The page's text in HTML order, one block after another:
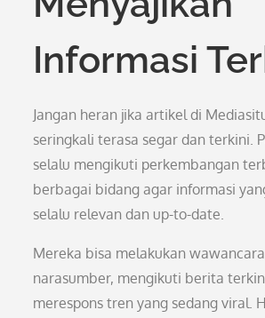
Informasi
Jangan heran jika artikel di
seringkali terasa segar dan terkini.
selalu mengikuti perkembangan
berbagai bidang agar informasi
selalu relevan dan up-to-date.
Mereka bisa melakukan
narasumber, mengikuti berita
merespons tren yang sedang viral.